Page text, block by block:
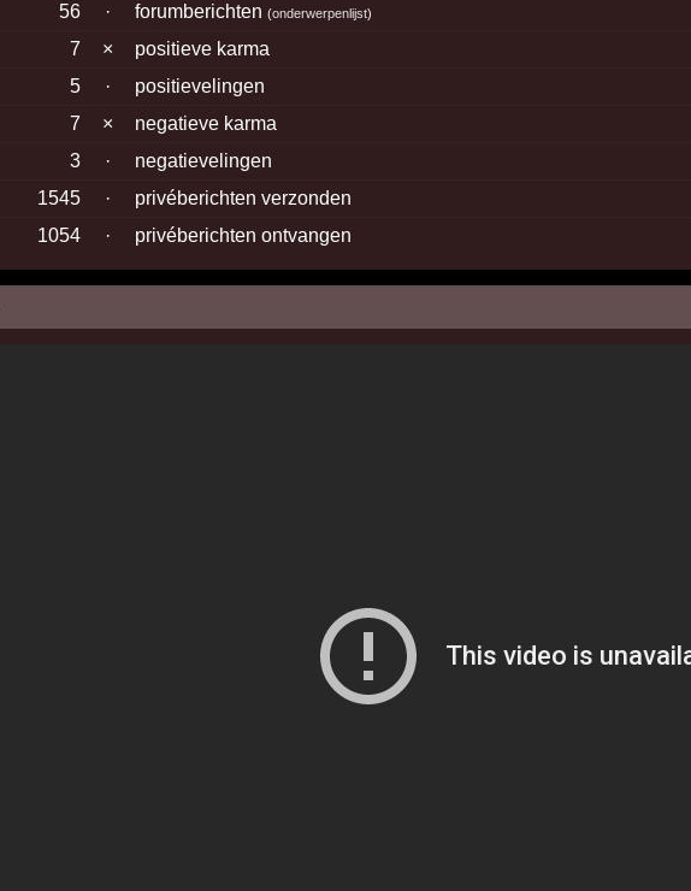
56
· forumberichten(onderwerpenlijst)
7 ×
positieve karma
5
·
positievelingen
7
×
negatieve karma
3
·
negatievelingen
1545
·
privéberichten verzonden
1054
· privéberichten ontvangen